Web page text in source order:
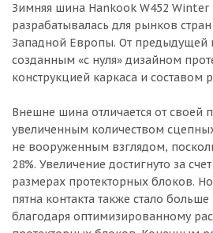
Зимняя шина Hankook W452 Winter
разрабатывалась для рынков
Западной Европы. От предыдущей
созданным «с нуля» дизайном
конструкцией каркаса и составом
Внешне шина отличается от своей
увеличенным количеством
не вооруженным взглядом,
28%. Увеличение достигнуто за
размерах протекторных блоков.
пятна контакта также стало
благодаря оптимизированному